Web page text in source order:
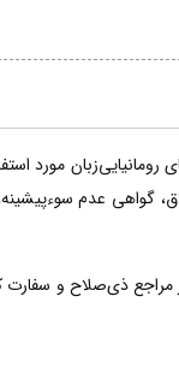
مورد
گواهی عدم
مراجع ذی‌صلاح و